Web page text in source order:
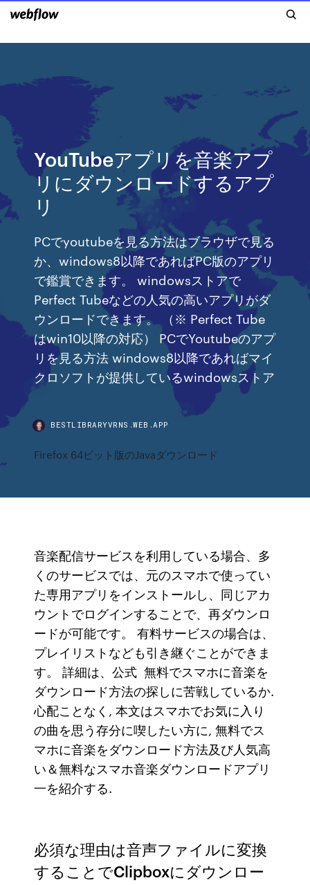
YouTubeアプリを音楽アプ
リにダウンロードするアプ
リ
PCでyoutubeを見る方法はブラウザで見る
か、windows8以降であればPC版のアプリ
で鑑賞できます。 windowsストアで
Perfect Tubeなどの人気の高いアプリがダ
ウンロードできます。 （※ Perfect Tube
はwin10以降の対応） PCでYoutubeのアプ
リを見る方法 windows8以降であればマイ
クロソフトが提供しているwindowsストア
BESTLIBRARYVRNS.WEB.APP
Firefox 64ビット版のJavaダウンロード
音楽配信サービスを利用している場合、多
くのサービスでは、元のスマホで使ってい
た専用アプリをインストールし、同じアカ
ウントでログインすることで、再ダウンロ
ードが可能です。 有料サービスの場合は、
プレイリストなども引き継ぐことができま
す。 詳細は、公式 無料でスマホに音楽を
ダウンロード方法の探しに苦戦しているか.
心配ことなく, 本文はスマホでお気に入り
の曲を思う存分に喫したい方に, 無料でス
マホに音楽をダウンロード方法及び人気高
い＆無料なスマホ音楽ダウンロードアプリ
一を紹介する.
必須な理由は音声ファイルに変換
することでClipboxにダウンロー